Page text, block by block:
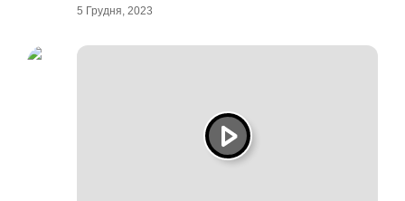
5 Грудня, 2023